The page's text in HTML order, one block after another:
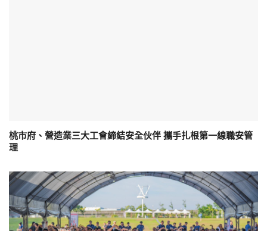
桃市府、營造業三大工會締結安全伙伴 攜手扎根第一線職安管
理